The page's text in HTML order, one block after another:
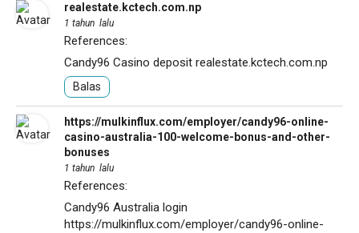
realestate.kctech.com.np
1 tahun lalu
References:
Candy96 Casino deposit realestate.kctech.com.np
Balas
https://mulkinflux.com/employer/candy96-online-
casino-australia-100-welcome-bonus-and-other-
bonuses
1 tahun lalu
References:
Candy96 Australia login
https://mulkinflux.com/employer/candy96-online-